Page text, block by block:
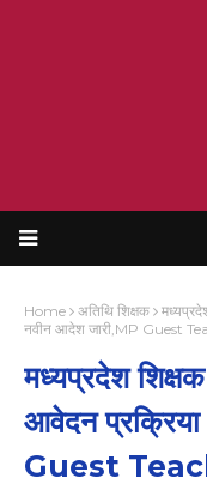
Home अतिथि शिक्षक
नवीन आदेश जारी,MP Guest
मध्यप्रदेश
आवेदन
Guest